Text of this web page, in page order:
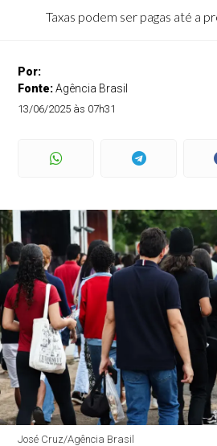
Taxas podem ser pagas até a
Por:
Fonte:Agência Brasil
13/06/2025 às 07h31
José Cruz/Agência Brasil